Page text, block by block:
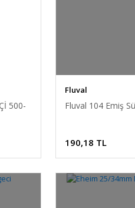
500-
Fluval
Fluval 104 Emiş
190,18 TL